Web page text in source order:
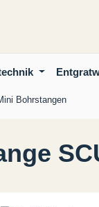
Bohrstangen